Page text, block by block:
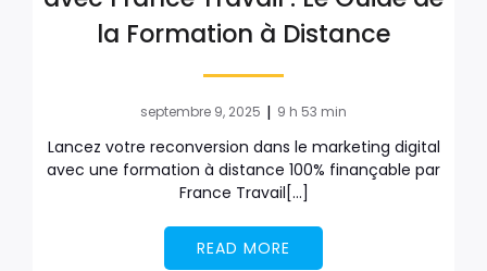
la Formation à Distance
septembre 9, 2025 | 9 h 53 min
Lancez votre reconversion dans le marketing digital
avec une formation à distance 100% finançable par
France Travail[…]
READ MORE